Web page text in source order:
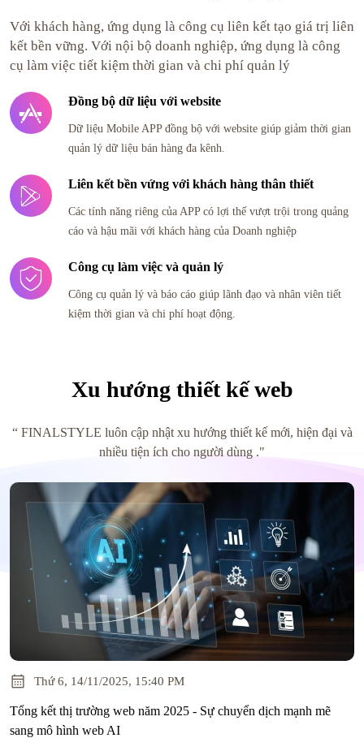
Với khách hàng, ứng dụng là công cụ liên kết tạo giá trị liên
kết bền vững. Với nội bộ doanh nghiệp, ứng dụng là công
cụ làm việc tiết kiệm thời gian và chi phí quản lý
Đồng bộ dữ liệu với website
Dữ liệu Mobile APP đồng bộ với website giúp giảm thời gian
quản lý dữ liệu bán hàng đa kênh.
Liên kết bền vứng với khách hàng thân thiết
Các tính năng riêng của APP có lợi thế vượt trội trong quảng
cáo và hậu mãi với khách hàng của Doanh nghiệp
Công cụ làm việc và quản lý
Công cụ quản lý và báo cáo giúp lãnh đạo và nhân viên tiết
kiệm thời gian và chi phí hoạt động.
Xu hướng thiết kế web
“ FINALSTYLE luôn cập nhật xu hướng thiết kế mới, hiện đại và
nhiều tiện ích cho người dùng ."
Thứ 6, 14/11/2025, 15:40 PM
Tổng kết thị trường web năm 2025 - Sự chuyển dịch mạnh mẽ
sang mô hình web AI